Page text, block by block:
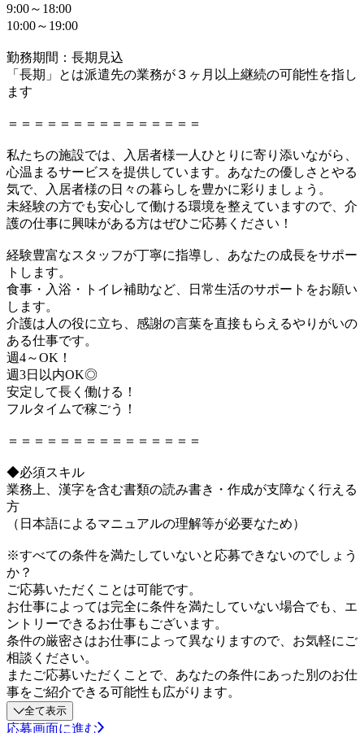
9:00～18:00
10:00～19:00
勤務期間：長期見込
「長期」とは派遣先の業務が３ヶ月以上継続の可能性を指し
ます
＝＝＝＝＝＝＝＝＝＝＝＝＝＝＝
私たちの施設では、入居者様一人ひとりに寄り添いながら、
心温まるサービスを提供しています。あなたの優しさとやる
気で、入居者様の日々の暮らしを豊かに彩りましょう。
未経験の方でも安心して働ける環境を整えていますので、介
護の仕事に興味がある方はぜひご応募ください！
経験豊富なスタッフが丁寧に指導し、あなたの成長をサポー
トします。
食事・入浴・トイレ補助など、日常生活のサポートをお願い
します。
介護は人の役に立ち、感謝の言葉を直接もらえるやりがいの
ある仕事です。
週4～OK！
週3日以内OK◎
安定して長く働ける！
フルタイムで稼ごう！
＝＝＝＝＝＝＝＝＝＝＝＝＝＝＝
◆必須スキル
業務上、漢字を含む書類の読み書き・作成が支障なく行える
方
（日本語によるマニュアルの理解等が必要なため）
※すべての条件を満たしていないと応募できないのでしょう
か？
ご応募いただくことは可能です。
お仕事によっては完全に条件を満たしていない場合でも、エ
ントリーできるお仕事もございます。
条件の厳密さはお仕事によって異なりますので、お気軽にご
相談ください。
またご応募いただくことで、あなたの条件にあった別のお仕
事をご紹介できる可能性も広がります。
全て表示
応募画面に進む